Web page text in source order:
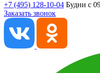
+7 (495) 128-10-04 Будни с
Заказать звонок